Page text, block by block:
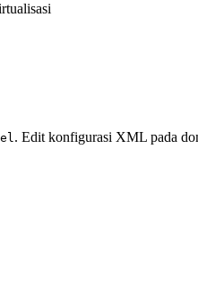
. Edit konfigurasi XML pada